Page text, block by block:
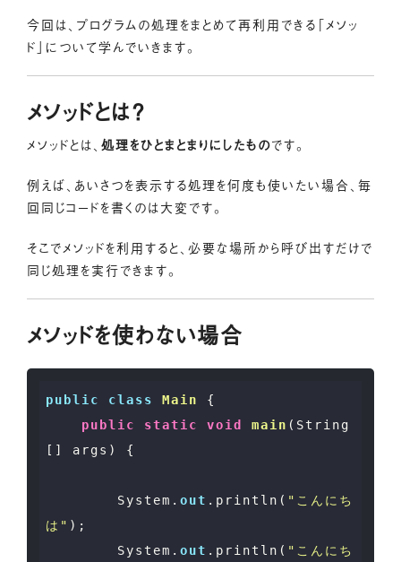
今回は、プログラムの処理をまとめて再利用できる「メソッ
ド」について学んでいきます。
メソッドとは？
メソッドとは、 処理をひとまとまりにしたものです。
例えば、あいさつを表示する処理を何度も使いたい場合、毎
回同じコードを書くのは大変です。
そこでメソッドを利用すると、必要な場所から呼び出すだけで
同じ処理を実行できます。
メソッドを使わない場合
public class Main
{
public
static void main ( String
[] args ) {
        System.
out .println( "こんにち
は" );
        System.
out .println( "こんにち